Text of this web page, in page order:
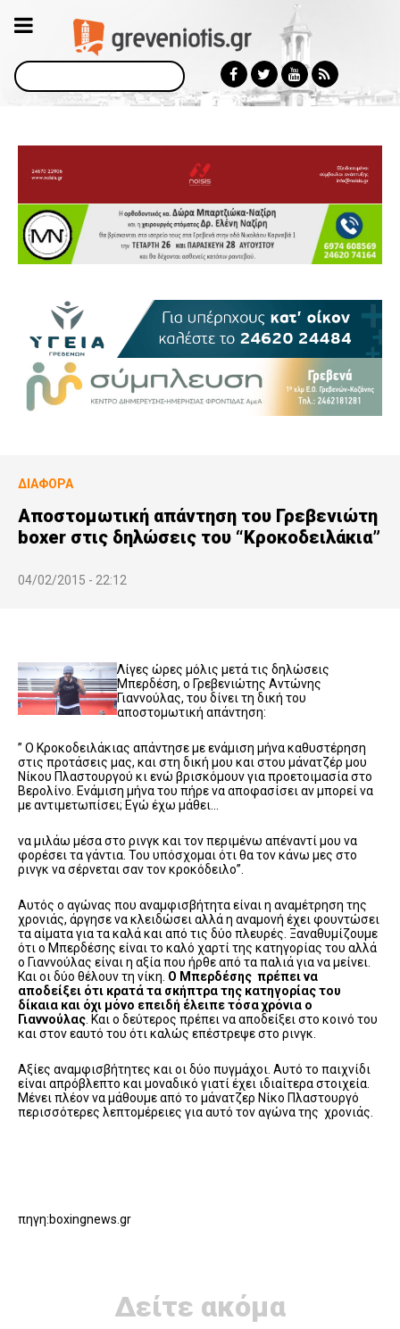
Αναζήτηση
ΔΙΆΦΟΡΑ
Αποστομωτική απάντηση του Γρεβενιώτη
boxer στις δηλώσεις του “Κροκοδειλάκια”
04/02/2015 - 22:12
Λίγες ώρες μόλις μετά τις δηλώσεις
Μπερδέση, ο Γρεβενιώτης Αντώνης
Γιαννούλας, του δίνει τη δική του
αποστομωτική απάντηση:
” Ο Κροκοδειλάκιας απάντησε με ενάμιση μήνα καθυστέρηση
στις προτάσεις μας, και στη δική μου και στου μάνατζέρ μου
Νίκου Πλαστουργού κι ενώ βρισκόμουν για προετοιμασία στο
Βερολίνο. Ενάμιση μήνα του πήρε να αποφασίσει αν μπορεί να
με αντιμετωπίσει; Εγώ έχω μάθει…
να μιλάω μέσα στο ρινγκ και τον περιμένω απέναντί μου να
φορέσει τα γάντια. Του υπόσχομαι ότι θα τον κάνω μες στο
ρινγκ να σέρνεται σαν τον κροκόδειλο”.
Αυτός ο αγώνας που αναμφισβήτητα είναι η αναμέτρηση της
χρονιάς, άργησε να κλειδώσει αλλά η αναμονή έχει φουντώσει
τα αίματα για τα καλά και από τις δύο πλευρές. Ξαναθυμίζουμε
ότι ο Μπερδέσης είναι το καλό χαρτί της κατηγορίας του αλλά
ο Γιαννούλας είναι η αξία που ήρθε από τα παλιά για να μείνει.
Και οι δύο θέλουν τη νίκη. Ο Μπερδέσης πρέπει να
αποδείξει ότι κρατά τα σκήπτρα της κατηγορίας του
δίκαια και όχι μόνο επειδή έλειπε τόσα χρόνια ο
Γιαννούλας . Kαι ο δεύτερος πρέπει να αποδείξει στο κοινό του
και στον εαυτό του ότι καλώς επέστρεψε στο ρινγκ.
Αξίες αναμφισβήτητες και οι δύο πυγμάχοι. Αυτό το παιχνίδι
είναι απρόβλεπτο και μοναδικό γιατί έχει ιδιαίτερα στοιχεία.
Μένει πλέον να μάθουμε από το μάνατζερ Νίκο Πλαστουργό
περισσότερες λεπτομέρειες για αυτό τoν αγώνα της χρονιάς.
πηγη:boxingnews.gr
Δείτε ακόμα